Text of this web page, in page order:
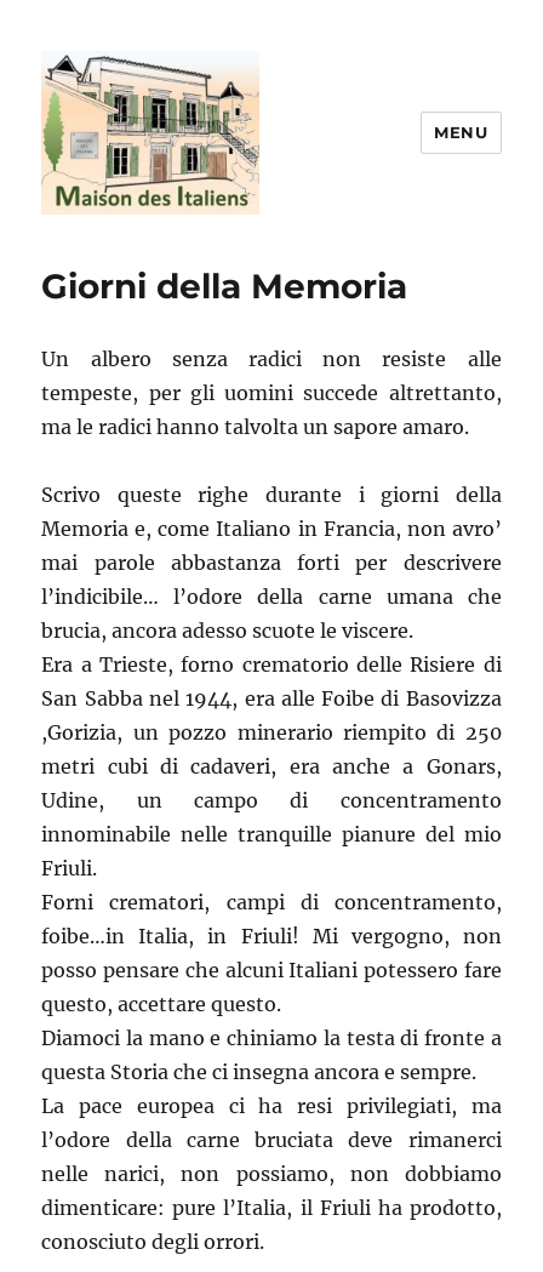
MENU
Giorni della Memoria
Un albero senza radici non resiste alle
tempeste, per gli uomini succede altrettanto,
ma le radici hanno talvolta un sapore amaro.
Scrivo queste righe durante i giorni della
Memoria e, come Italiano in Francia, non avro’
mai parole abbastanza forti per descrivere
l’indicibile… l’odore della carne umana che
brucia, ancora adesso scuote le viscere.
Era a Trieste, forno crematorio delle Risiere di
San Sabba nel 1944, era alle Foibe di Basovizza
,Gorizia, un pozzo minerario riempito di 250
metri cubi di cadaveri, era anche a Gonars,
Udine, un campo di concentramento
innominabile nelle tranquille pianure del mio
Friuli.
Forni crematori, campi di concentramento,
foibe…in Italia, in Friuli! Mi vergogno, non
posso pensare che alcuni Italiani potessero fare
questo, accettare questo.
Diamoci la mano e chiniamo la testa di fronte a
questa Storia che ci insegna ancora e sempre.
La pace europea ci ha resi privilegiati, ma
l’odore della carne bruciata deve rimanerci
nelle narici, non possiamo, non dobbiamo
dimenticare: pure l’Italia, il Friuli ha prodotto,
conosciuto degli orrori.